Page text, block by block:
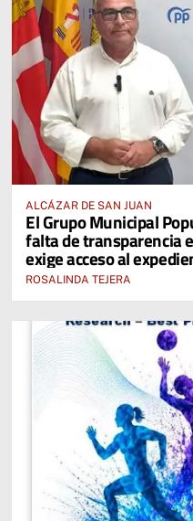
ALCÁZAR DE SAN JUAN
El Grupo Municipal
falta de transparencia
exige acceso al
ROSALINDA TEJERA